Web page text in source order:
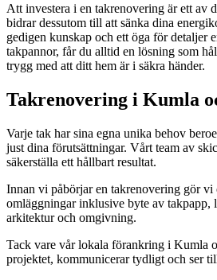
Att investera i en takrenovering är ett av
bidrar dessutom till att sänka dina
gedigen kunskap och ett öga för detaljer
takpannor, får du alltid en lösning som
trygg med att ditt hem är i säkra händer.
Takrenovering i Kumla
Varje tak har sina egna unika behov
just dina förutsättningar. Vårt team av
säkerställa ett hållbart resultat.
Innan vi påbörjar en takrenovering gör
omläggningar inklusive byte av takpapp,
arkitektur och omgivning.
Tack vare vår lokala förankring i Kumla
projektet, kommunicerar tydligt och ser